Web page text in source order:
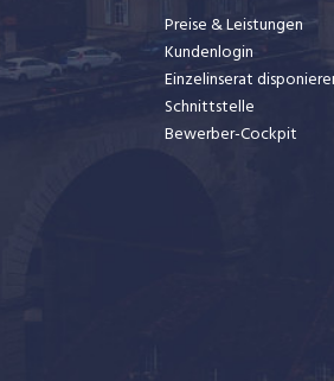
Preise & Leistungen
Kundenlogin
Einzelinserat
Schnittstelle
Bewerber-Cockpit